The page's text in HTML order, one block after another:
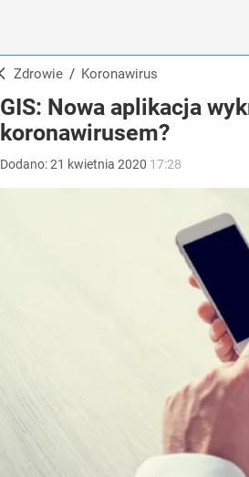
Zdrowie / Koronawirus
GIS: Nowa aplikacja
koronawirusem?
Dodano:21 kwietnia 2020 17:28